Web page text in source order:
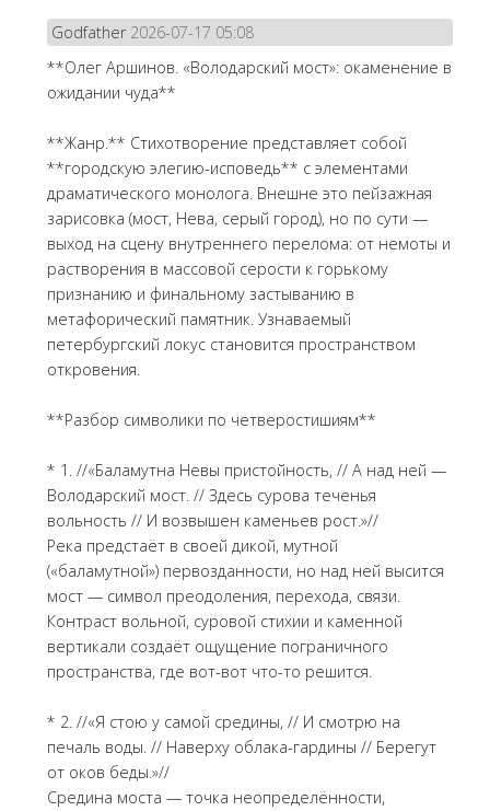
Godfather 2026-07-17 05:08
**Олег Аршинов. «Володарский мост»: окаменение в
ожидании чуда**
**Жанр.** Стихотворение представляет собой
**городскую элегию-исповедь** с элементами
драматического монолога. Внешне это пейзажная
зарисовка (мост, Нева, серый город), но по сути —
выход на сцену внутреннего перелома: от немоты и
растворения в массовой серости к горькому
признанию и финальному застыванию в
метафорический памятник. Узнаваемый
петербургский локус становится пространством
откровения.
**Разбор символики по четверостишиям**
* 1. //«Баламутна Невы пристойность, // А над ней —
Володарский мост. // Здесь сурова теченья
вольность // И возвышен каменьев рост.»//
Река предстаёт в своей дикой, мутной
(«баламутной») первозданности, но над ней высится
мост — символ преодоления, перехода, связи.
Контраст вольной, суровой стихии и каменной
вертикали создаёт ощущение пограничного
пространства, где вот-вот что-то решится.
* 2. //«Я стою у самой средины, // И смотрю на
печаль воды. // Наверху облака-гардины // Берегут
от оков беды.»//
Средина моста — точка неопределённости,